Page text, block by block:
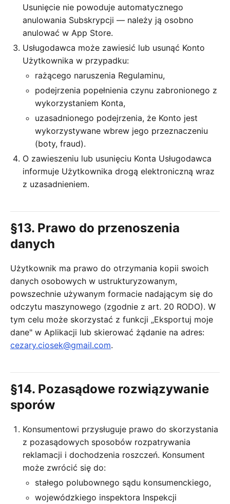
Usunięcie nie powoduje automatycznego
anulowania Subskrypcji — należy ją osobno
anulować w App Store.
Usługodawca może zawiesić lub usunąć Konto
Użytkownika w przypadku:
rażącego naruszenia Regulaminu,
podejrzenia popełnienia czynu zabronionego z
wykorzystaniem Konta,
uzasadnionego podejrzenia, że Konto jest
wykorzystywane wbrew jego przeznaczeniu
(boty, fraud).
O zawieszeniu lub usunięciu Konta Usługodawca
informuje Użytkownika drogą elektroniczną wraz
z uzasadnieniem.
§13. Prawo do przenoszenia
danych
Użytkownik ma prawo do otrzymania kopii swoich
danych osobowych w ustrukturyzowanym,
powszechnie używanym formacie nadającym się do
odczytu maszynowego (zgodnie z art. 20 RODO). W
tym celu może skorzystać z funkcji „Eksportuj moje
dane" w Aplikacji lub skierować żądanie na adres:
cezary.ciosek@gmail.com.
§14. Pozasądowe rozwiązywanie
sporów
Konsumentowi przysługuje prawo do skorzystania
z pozasądowych sposobów rozpatrywania
reklamacji i dochodzenia roszczeń. Konsument
może zwrócić się do:
stałego polubownego sądu konsumenckiego,
wojewódzkiego inspektora Inspekcji